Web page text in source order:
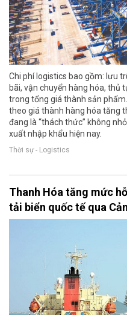
Chi phí logistics bao gồm: lưu
bãi, vận chuyển hàng hóa, thủ
trong tổng giá thành sản
theo giá thành hàng hóa tăng
đang là “thách thức” không
xuất nhập khẩu hiện nay.
Thời sự - Logistics
Thanh Hóa tăng mức
tải biển quốc tế qua